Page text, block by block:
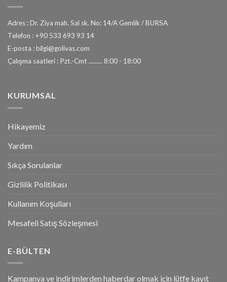
Adres : Dr. Ziya mah. Sal sk. No: 14/A Gemlik / BURSA
Telefon : +90 533 693 93 14
E-posta : bilgi@golivas.com
Çalışma saatleri : Pzt.-Cmt ......... 8:00 - 18:00
KURUMSAL
Hikayemiz
Yardım
Sıkça Sorulanlar
Gizlilik Politikası
Kullanım Koşulları
Mesafeli Satış Sözleşmesi
E-BÜLTEN
Kampanya ve indirimlerden haberdar olmak için lütfe kayıt